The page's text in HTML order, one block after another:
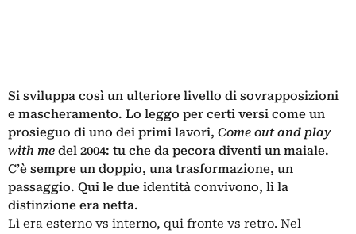
Si sviluppa così un ulteriore livello di sovrapposizioni
e mascheramento. Lo leggo per certi versi come un
prosieguo di uno dei primi lavori, Come out and play
with me del 2004: tu che da pecora diventi un maiale.
C’è sempre un doppio, una trasformazione, un
passaggio. Qui le due identità convivono, lì la
distinzione era netta.
Lì era esterno vs interno, qui fronte vs retro. Nel